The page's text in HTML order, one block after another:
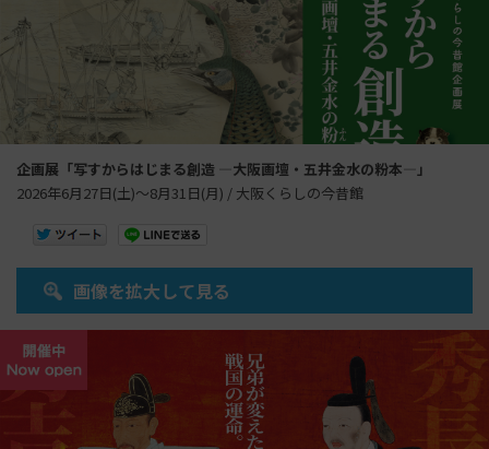
企画展「写すからはじまる創造 ―大阪画壇・五井金水の粉本―」
2026年6月27日(土)～8月31日(月) / 大阪くらしの今昔館
画像を拡大して見る